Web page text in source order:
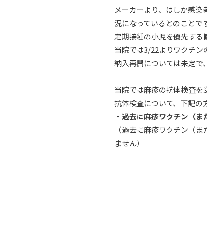
メーカーより、はしか感
況になっているとのことで
定期接種の小児を優先する
当院では3/22よりワクチン
納入再開については未定で
当院では麻疹の抗体検査を
抗体検査について、下記の
・過去に麻疹ワクチン（
（過去に麻疹ワクチン（
ません）